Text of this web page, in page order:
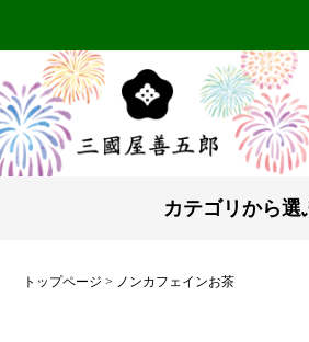
カテゴリから選
トップページ ノンカフェインお茶